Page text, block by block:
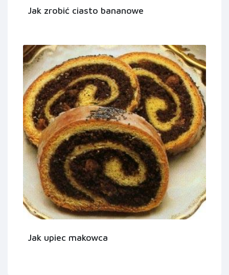
Jak zrobić ciasto bananowe
Jak upiec makowca